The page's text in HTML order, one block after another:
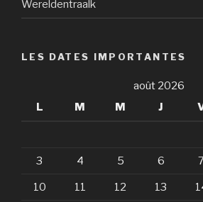
Wereldentraalk
LES DATES IMPORTANTES
août 2026
L
M M J
3 4 5 6
10 11 12 13